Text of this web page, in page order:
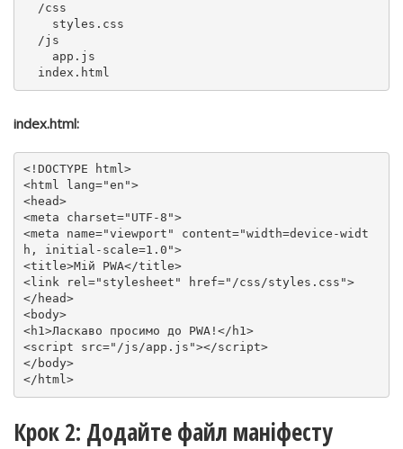
index.html:
<!DOCTYPE html>
<html lang="en">
<head>
<meta charset="UTF-8">
<meta name="viewport" content="width=device-widt
h, initial-scale=1.0">
<title>Мій PWA</title>
<link rel="stylesheet" href="/css/styles.css">
</ head>
<body>
<h1>Ласкаво просимо до PWA! </ h1>
<script src="/js/app.js"></script>
</ body>
</ html>
Крок 2: Додайте файл маніфесту